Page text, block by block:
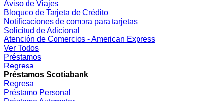
Aviso de Viajes
Bloqueo de Tarjeta de Crédito
Notificaciones de compra para tarjetas
Solicitud de Adicional
Atención de Comercios - American Express
Ver Todos
Préstamos
Regresa
Préstamos Scotiabank
Regresa
Préstamo Personal